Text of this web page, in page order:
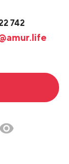
742